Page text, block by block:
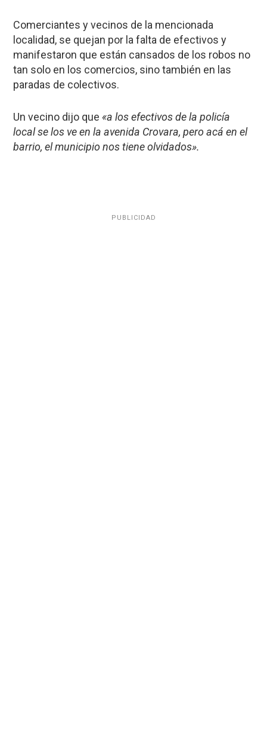
Comerciantes y vecinos de la mencionada
localidad, se quejan por la falta de efectivos y
manifestaron que están cansados de los robos no
tan solo en los comercios, sino también en las
paradas de colectivos.
Un vecino dijo que «a los efectivos de la policía
local se los ve en la avenida Crovara, pero acá en el
barrio, el municipio nos tiene olvidados».
PUBLICIDAD